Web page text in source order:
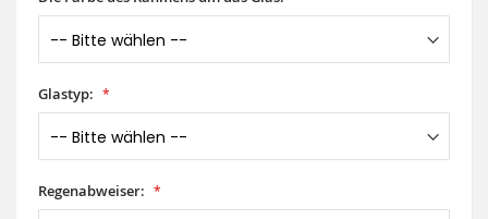
Glastyp:
Regenabweiser: